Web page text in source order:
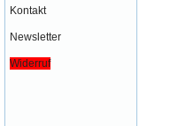
Kontakt
Newsletter
Widerruf